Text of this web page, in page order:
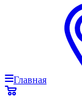
Главная